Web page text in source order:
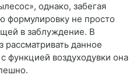
однако, забегая
формулировку не просто
в заблуждение. В
рассматривать данное
функцией воздуходувки она